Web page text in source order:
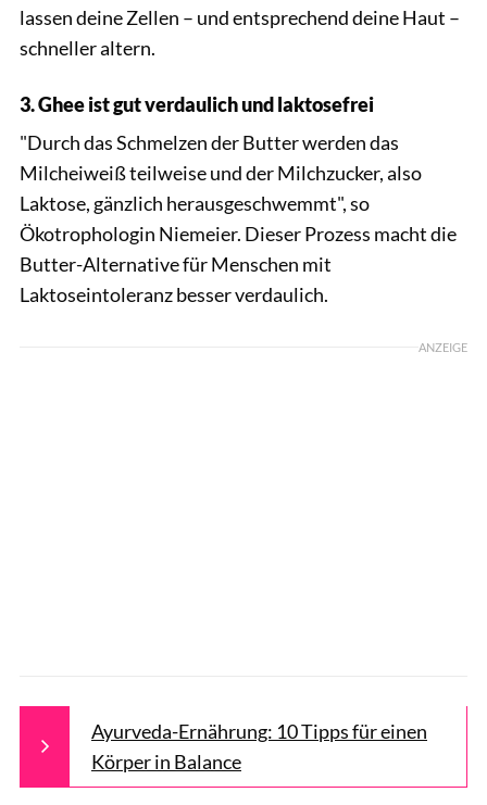
lassen deine Zellen – und entsprechend deine Haut –
schneller altern.
3. Ghee ist gut verdaulich und laktosefrei
"Durch das Schmelzen der Butter werden das
Milcheiweiß teilweise und der Milchzucker, also
Laktose, gänzlich herausgeschwemmt", so
Ökotrophologin Niemeier. Dieser Prozess macht die
Butter-Alternative für Menschen mit
Laktoseintoleranz besser verdaulich.
ANZEIGE
Ayurveda-Ernährung: 10 Tipps für einen
Körper in Balance